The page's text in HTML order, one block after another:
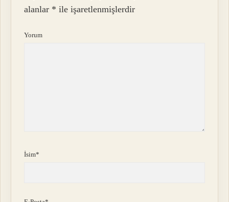
alanlar * ile işaretlenmişlerdir
Yorum
İsim*